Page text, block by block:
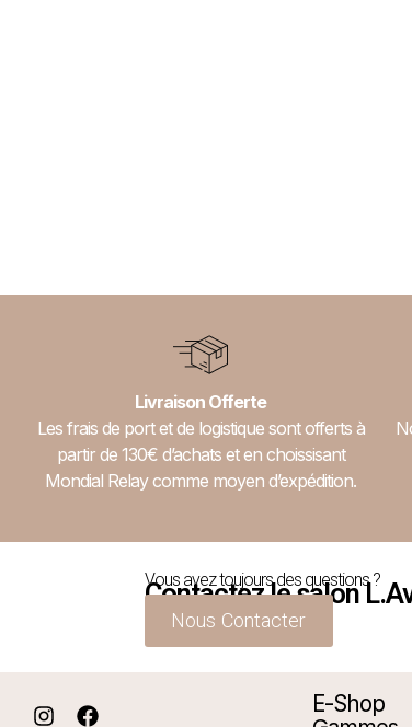
Livraison Offerte
Les frais de port et de logistique sont offerts à
partir de 130€ d’achats et en choissisant
Mondial Relay comme moyen d’expédition.
Vous avez toujours des questions ?
Contactez le salon
Nous Contacter
E-Shop